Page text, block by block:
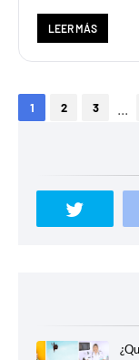
LEER MÁS
1 2 3